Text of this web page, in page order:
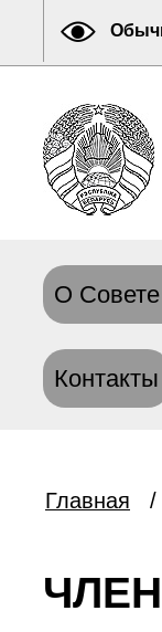
О
Контакты
Главная /